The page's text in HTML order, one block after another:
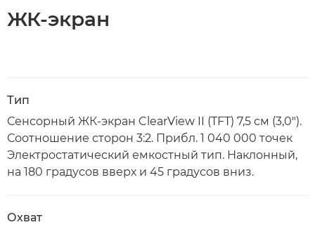
ЖК-экран
Тип
Сенсорный ЖК-экран ClearView II (TFT) 7,5 см (3,0").
Соотношение сторон 3:2. Прибл. 1 040 000 точек
Электростатический емкостный тип. Наклонный,
на 180 градусов вверх и 45 градусов вниз.
Охват